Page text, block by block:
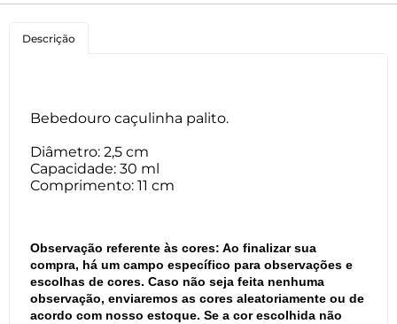
Descrição
Bebedouro caçulinha palito.
Diâmetro: 2,5 cm
Capacidade: 30 ml
Comprimento: 11 cm
Observação referente às cores: Ao finalizar sua
compra, há um campo específico para observações e
escolhas de cores. Caso não seja feita nenhuma
observação, enviaremos as cores aleatoriamente ou de
acordo com nosso estoque. Se a cor escolhida não